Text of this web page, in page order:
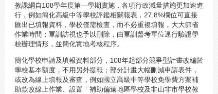
教課綱自108學年度第一學期實施，各項行政減量措施更加速進
行，例如簡化高級中等學校評鑑相關報表，27.8%欄位可直接
匯出已填報資料，學校僅需檢查，而不必重複填報，大大節省
作業時間；軍訓訪視也予以刪除，由軍訓督考單位逕行驗證學
校辦理情形，並簡化實地考核程序。
簡化學校申請及填報資料部分，108年起部分競爭型計畫改編於
學校基本額度，不用另外提報；部分計畫大幅刪減申請表件，
或改為線上填報及審查，例如國立高級中等學校免學費方案補
助款改線上作業、設置「補助偏遠地區學校及非山非市學校教